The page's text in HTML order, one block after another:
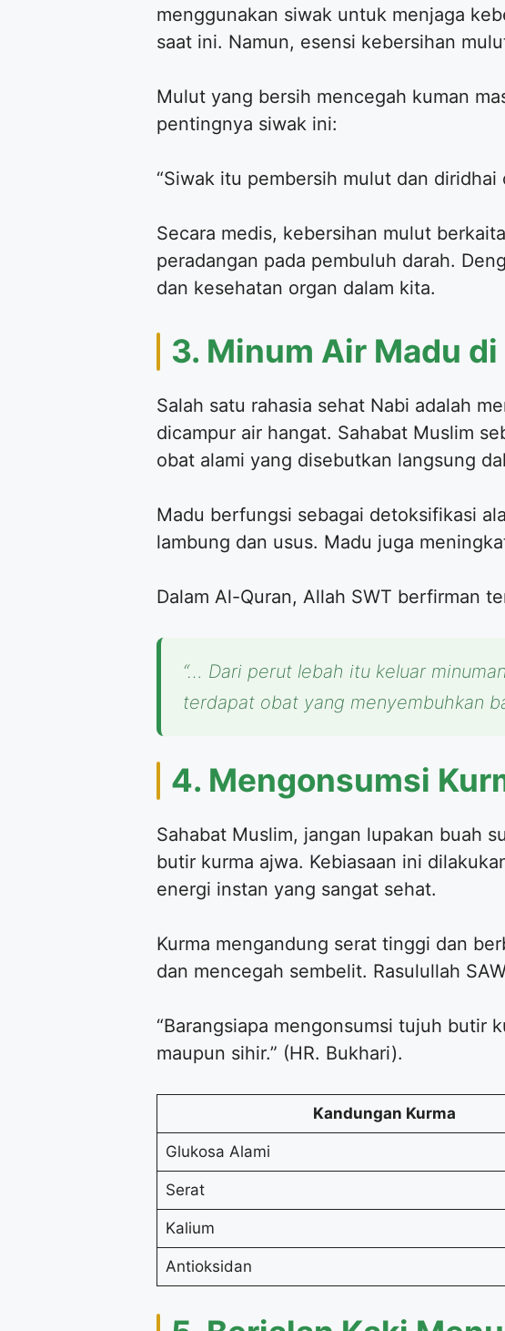
menggunakan siwak untuk menjaga
saat ini. Namun, esensi kebersihan
Mulut yang bersih mencegah kuman
pentingnya siwak ini:
“Siwak itu pembersih mulut dan diridhai
Secara medis, kebersihan mulut
peradangan pada pembuluh darah.
dan kesehatan organ dalam kita.
3. Minum Air Madu di
Salah satu rahasia sehat Nabi adalah
dicampur air hangat. Sahabat Muslim
obat alami yang disebutkan langsung
Madu berfungsi sebagai detoksifikasi
lambung dan usus. Madu juga
Dalam Al-Quran, Allah SWT berfirman
“… Dari perut lebah itu keluar
terdapat obat yang menyembuhkan
4. Mengonsumsi
Sahabat Muslim, jangan lupakan buah
butir kurma ajwa. Kebiasaan ini
energi instan yang sangat sehat.
Kurma mengandung serat tinggi dan
dan mencegah sembelit. Rasulullah
“Barangsiapa mengonsumsi tujuh butir
maupun sihir.” (HR. Bukhari).
Kandungan Kurma
Glukosa Alami
Serat
Kalium
Antioksidan